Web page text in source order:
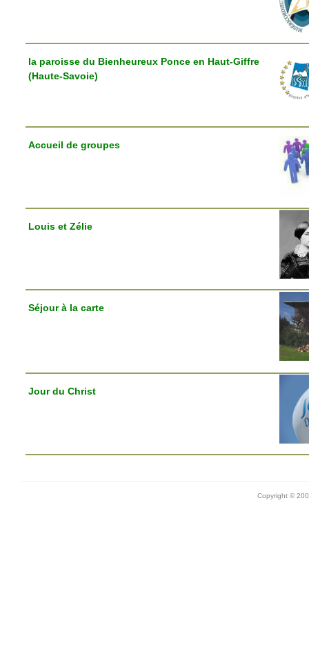
la paroisse du Bienheureux Ponce en Haut-Giffre
(Haute-Savoie)
Accueil de groupes
Louis et Zélie
Séjour à la carte
Jour du Christ
Copyright ©